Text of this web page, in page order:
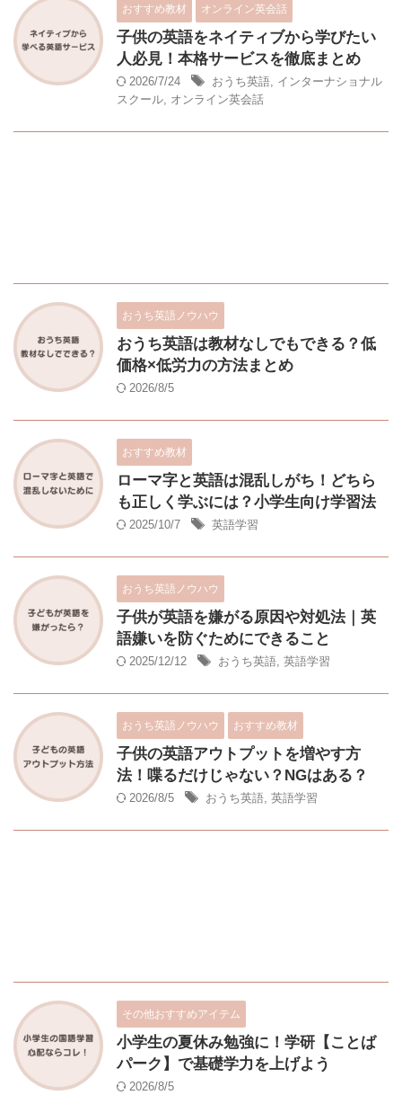
おすすめ教材 オンライン英会話
子供の英語をネイティブから学びたい
人必見！本格サービスを徹底まとめ
2026/7/24 おうち英語 インターナショナル
スクール オンライン英会話
おうち英語ノウハウ
おうち英語は教材なしでもできる？低
価格×低労力の方法まとめ
2026/8/5
おすすめ教材
ローマ字と英語は混乱しがち！どちら
も正しく学ぶには？小学生向け学習法
2025/10/7 英語学習
おうち英語ノウハウ
子供が英語を嫌がる原因や対処法｜英
語嫌いを防ぐためにできること
2025/12/12 おうち英語 英語学習
おうち英語ノウハウ おすすめ教材
子供の英語アウトプットを増やす方
法！喋るだけじゃない？NGはある？
2026/8/5 おうち英語 英語学習
その他おすすめアイテム
小学生の夏休み勉強に！学研【ことば
パーク】で基礎学力を上げよう
2026/8/5